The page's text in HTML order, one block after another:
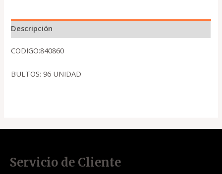
Descripción
CODIGO:840860
BULTOS: 96 UNIDAD
Servicio de Cliente